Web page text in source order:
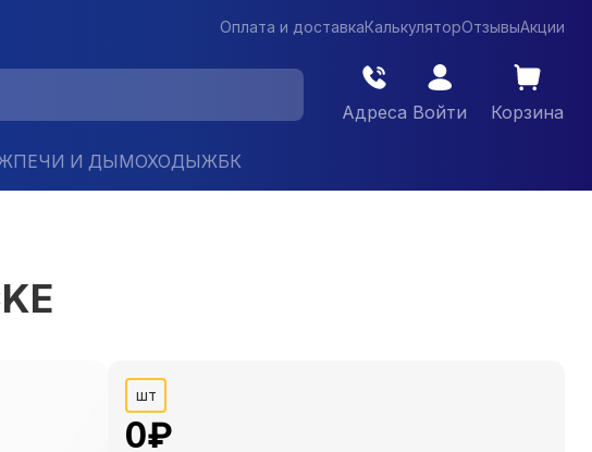
Оплата и доставкаКалькуляторОтзывыАкции
Адреса Войти Корзина
ПЕЧИ И ДЫМОХОДЫЖБК
шт
0₽